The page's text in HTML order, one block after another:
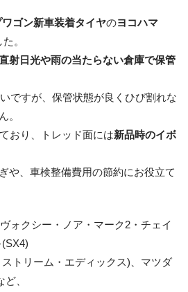
ゴン新車装着タイヤのヨコハマ
。
射日光や雨の当たらない倉庫で保管
ですが、保管状態が良くひび割れな
。
おり、トレッド面には新品時のイボ
や、車検整備費用の節約にお役立て
ォクシー・ノア・マーク2・チェイ
トリーム・エディックス)、マツダ
、